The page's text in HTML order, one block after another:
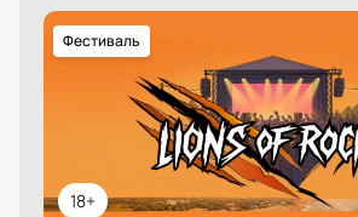
18+
Фестиваль